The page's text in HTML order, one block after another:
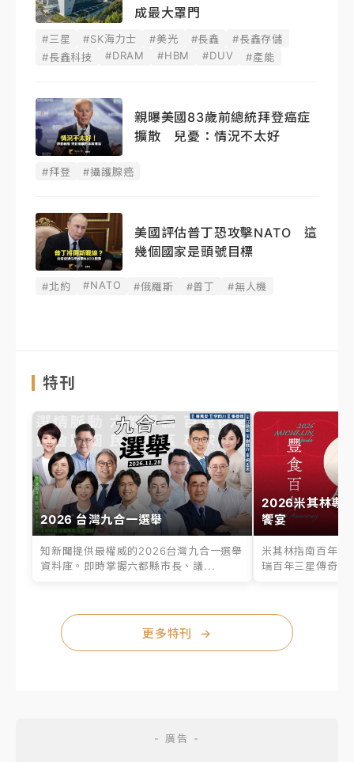
成最大罩門
#三星 #SK海力士 #美光 #長鑫
#長鑫存儲
#長鑫科技
#DRAM #HBM #DUV #產能
親曝美國83歲前總統拜登癌症
擴散 兒憂：情況不太好
#拜登 #攝護腺癌
美國評估普丁恐攻擊NATO 這
幾個國家是頭號目標
#北約 #NATO #俄羅斯 #普丁 #無人機
特刊
2026 台灣九合一選舉
知新聞提供最權威的2026台灣九合一選舉
資料庫。即時掌握六都縣市長、議...
2026米其林專
饗宴
米其林指南百年之
瑞百年三星傳奇、
更多特刊 →